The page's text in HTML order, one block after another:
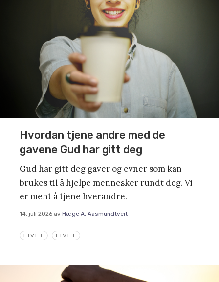
LIVET LIVET
Hvordan tjene andre med de
gavene Gud har gitt deg
Gud har gitt deg gaver og evner som kan
brukes til å hjelpe mennesker rundt deg. Vi
er ment å tjene hverandre.
14. juli 2026 av Hæge A. Aasmundtveit